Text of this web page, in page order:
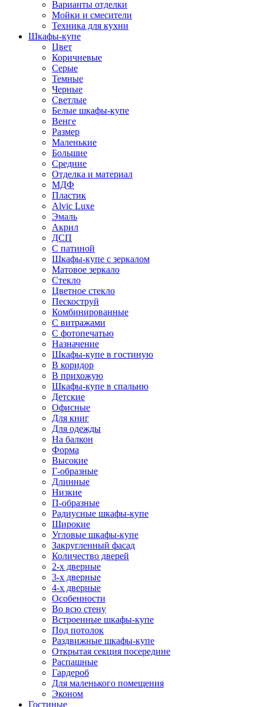
Варианты отделки
Мойки и смесители
Техника для кухни
Шкафы-купе
Цвет
Коричневые
Серые
Темные
Черные
Светлые
Белые шкафы-купе
Венге
Размер
Маленькие
Большие
Средние
Отделка и материал
МДФ
Пластик
Alvic Luxe
Эмаль
Акрил
ДСП
С патиной
Шкафы-купе с зеркалом
Матовое зеркало
Стекло
Цветное стекло
Пескоструй
Комбинированные
С витражами
С фотопечатью
Назначение
Шкафы-купе в гостиную
В коридор
В прихожую
Шкафы-купе в спальню
Детские
Офисные
Для книг
Для одежды
На балкон
Форма
Высокие
Г-образные
Длинные
Низкие
П-образные
Радиусные шкафы-купе
Широкие
Угловые шкафы-купе
Закругленный фасад
Количество дверей
2-х дверные
3-х дверные
4-х дверные
Особенности
Во всю стену
Встроенные шкафы-купе
Под потолок
Раздвижные шкафы-купе
Открытая секция посередине
Распашные
Гардероб
Для маленького помещения
Эконом
Гостиные